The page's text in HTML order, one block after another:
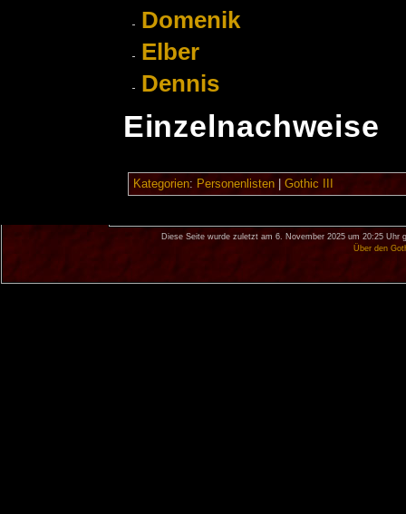
Domenik
Elber
Dennis
Einzelnachweise
Kategorien: Personenlisten| Gothic III
Diese Seite wurde zuletzt am 6. November 2025 um 20:25 Uhr
Über den